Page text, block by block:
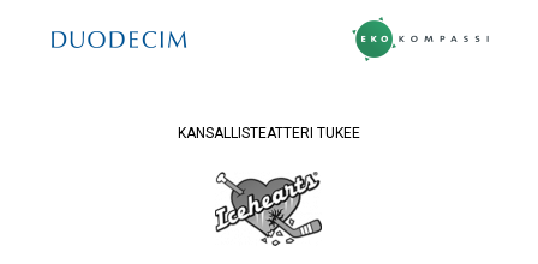
KANSALLISTEATTERI TUKEE